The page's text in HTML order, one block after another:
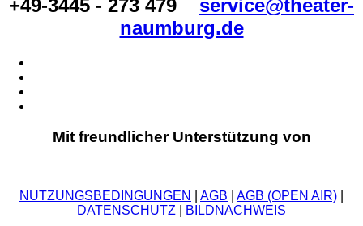
+49-3445 - 273 479
service@theater-
naumburg.de
Mit freundlicher Unterstützung von
NUTZUNGSBEDINGUNGEN AGB AGB (OPEN AIR)
DATENSCHUTZ
BILDNACHWEIS